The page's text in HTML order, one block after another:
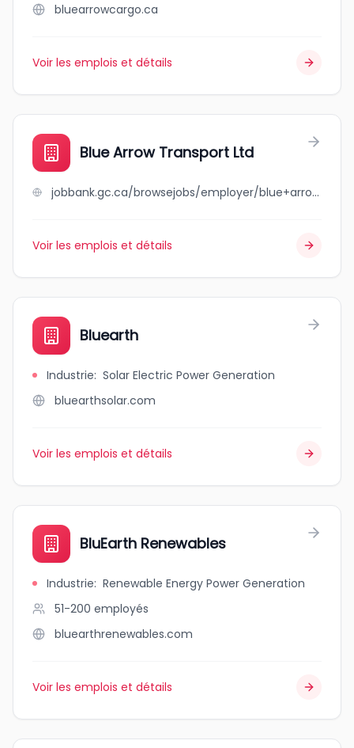
bluearrowcargo.ca
Voir les emplois et détails
Blue Arrow Transport Ltd
jobbank.gc.ca/browsejobs/employer/blue+arrow+transport+ltd/ca
Voir les emplois et détails
Bluearth
Industrie: Solar Electric Power Generation
bluearthsolar.com
Voir les emplois et détails
BluEarth Renewables
Industrie: Renewable Energy Power Generation
51-200 employés
bluearthrenewables.com
Voir les emplois et détails